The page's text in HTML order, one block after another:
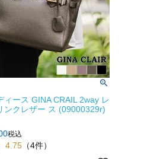
ィース GINA CRAIL 2way レ
ンクレザー ス (09000329r)
税込
4.75 （4件）